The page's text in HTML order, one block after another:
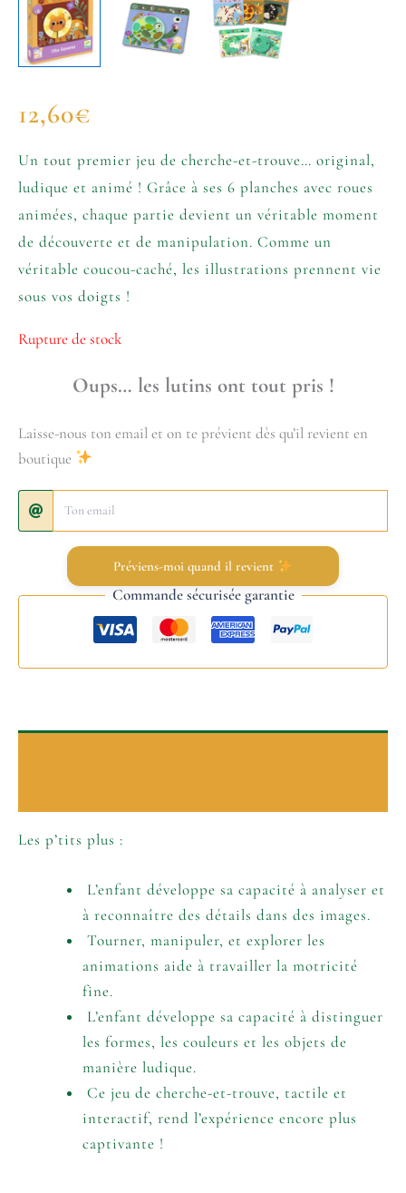
12,60€
Un tout premier jeu de cherche-et-trouve… original,
ludique et animé ! Grâce à ses 6 planches avec roues
animées, chaque partie devient un véritable moment
de découverte et de manipulation. Comme un
véritable coucou-caché, les illustrations prennent vie
sous vos doigts !
Rupture de stock
Oups… les lutins ont tout pris !
Laisse-nous ton email et on te prévient dès qu’il revient en
boutique
Préviens-moi quand il revient
Commande sécurisée garantie
Les p’tits plus :
L’enfant développe sa capacité à analyser et
à reconnaître des détails dans des images.
Tourner, manipuler, et explorer les
animations aide à travailler la motricité
fine.
L’enfant développe sa capacité à distinguer
les formes, les couleurs et les objets de
manière ludique.
Ce jeu de cherche-et-trouve, tactile et
interactif, rend l’expérience encore plus
captivante !